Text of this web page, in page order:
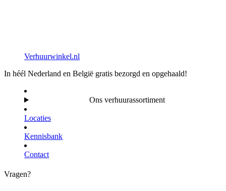
Verhuurwinkel.nl
In héél Nederland en België gratis bezorgd en opgehaald!
Ons verhuurassortiment
Locaties
Kennisbank
Contact
Vragen?